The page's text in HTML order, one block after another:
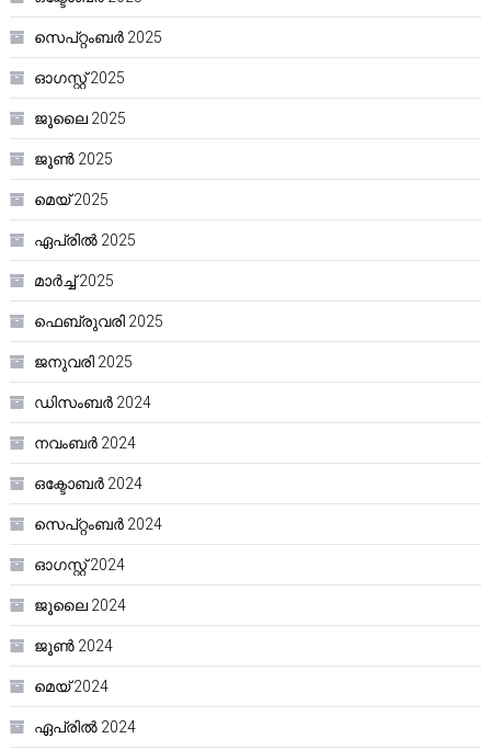
സെപ്റ്റംബർ 2025
ഓഗസ്റ്റ്‌ 2025
ജൂലൈ 2025
ജൂൺ 2025
മെയ്‌ 2025
ഏപ്രിൽ 2025
മാർച്ച്‌ 2025
ഫെബ്രുവരി 2025
ജനുവരി 2025
ഡിസംബർ 2024
നവംബർ 2024
ഒക്ടോബർ 2024
സെപ്റ്റംബർ 2024
ഓഗസ്റ്റ്‌ 2024
ജൂലൈ 2024
ജൂൺ 2024
മെയ്‌ 2024
ഏപ്രിൽ 2024